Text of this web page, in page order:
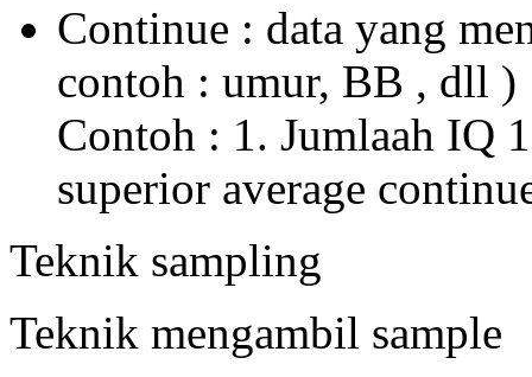
Continue : data yang
contoh : umur, BB , dll )
Contoh : 1. Jumlaah IQ
superior average
Teknik sampling
Teknik mengambil sample